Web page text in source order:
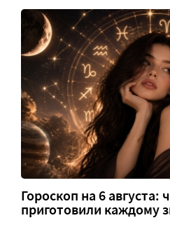
Гороскоп на 6 августа:
приготовили каждому